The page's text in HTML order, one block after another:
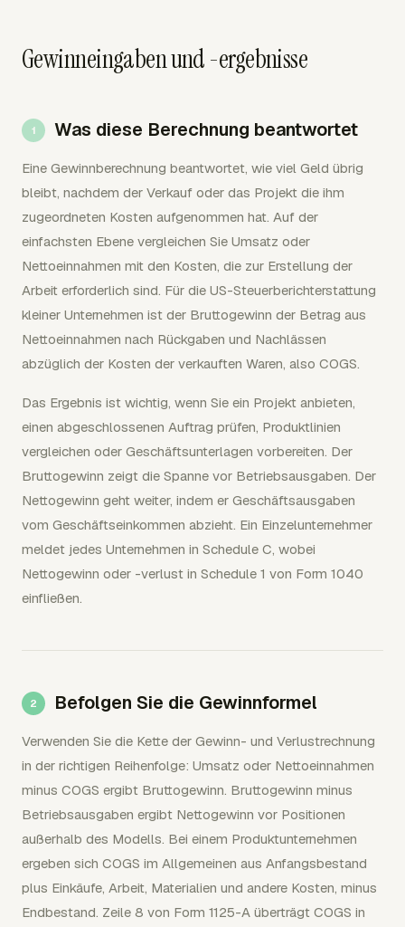
Gewinneingaben und -ergebnisse
Was diese Berechnung beantwortet
Eine Gewinnberechnung beantwortet, wie viel Geld übrig
bleibt, nachdem der Verkauf oder das Projekt die ihm
zugeordneten Kosten aufgenommen hat. Auf der
einfachsten Ebene vergleichen Sie Umsatz oder
Nettoeinnahmen mit den Kosten, die zur Erstellung der
Arbeit erforderlich sind. Für die US-Steuerberichterstattung
kleiner Unternehmen ist der Bruttogewinn der Betrag aus
Nettoeinnahmen nach Rückgaben und Nachlässen
abzüglich der Kosten der verkauften Waren, also COGS.
Das Ergebnis ist wichtig, wenn Sie ein Projekt anbieten,
einen abgeschlossenen Auftrag prüfen, Produktlinien
vergleichen oder Geschäftsunterlagen vorbereiten. Der
Bruttogewinn zeigt die Spanne vor Betriebsausgaben. Der
Nettogewinn geht weiter, indem er Geschäftsausgaben
vom Geschäftseinkommen abzieht. Ein Einzelunternehmer
meldet jedes Unternehmen in Schedule C, wobei
Nettogewinn oder -verlust in Schedule 1 von Form 1040
einfließen.
Befolgen Sie die Gewinnformel
Verwenden Sie die Kette der Gewinn- und Verlustrechnung
in der richtigen Reihenfolge: Umsatz oder Nettoeinnahmen
minus COGS ergibt Bruttogewinn. Bruttogewinn minus
Betriebsausgaben ergibt Nettogewinn vor Positionen
außerhalb des Modells. Bei einem Produktunternehmen
ergeben sich COGS im Allgemeinen aus Anfangsbestand
plus Einkäufe, Arbeit, Materialien und andere Kosten, minus
Endbestand. Zeile 8 von Form 1125-A überträgt COGS in